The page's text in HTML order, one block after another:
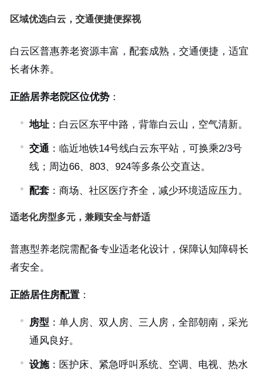
区域优选白云，交通便捷便探视
白云区普惠养老资源丰富，配套成熟，交通便捷，适宜
长者休养。
正皓居养老院区位优势：
地址：白云区东平中路，背靠白云山，空气清新。
交通 ：临近地铁14号线白云东平站，可换乘2/3号
线；周边66、803、924等多条公交直达。
配套：商场、社区医疗齐全，减少环境适应压力。
适老化房型多元，兼顾安全与舒适
普惠型养老院需配备专业适老化设计，保障认知障碍长
者安全。
正皓居住房配置：
房型 ：单人房、双人房、三人房，全部朝南，采光
通风良好。
设施：医护床、紧急呼叫系统、空调、电视、热水